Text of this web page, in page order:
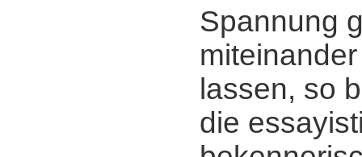
Spannung
lassen, so
die